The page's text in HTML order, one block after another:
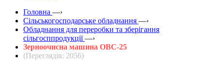
Головна —›
Сільськогосподарське обладнання —›
Обладнання для переробки та зберігання
сільгосппродукції —›
Зерноочисна машина ОВС-25
(Переглядів: 2056)